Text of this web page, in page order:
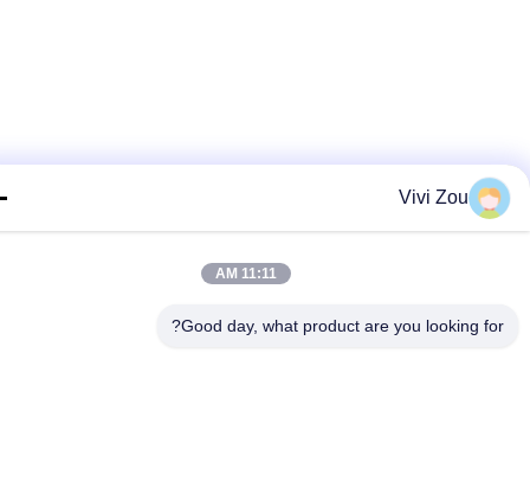
Vivi Zou
11:11 AM
Good day, what product are you looking